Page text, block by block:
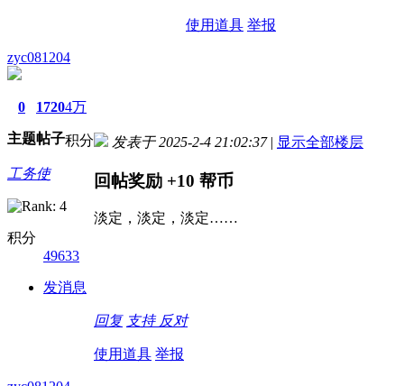
使用道具 举报
zyc081204
0
主题
1720
帖子
4万
积分
工务使
积分
49633
发消息
发表于 2025-2-4 21:02:37 | 显示全部楼层
回帖奖励 +10 帮币
淡定，淡定，淡定……
回复 支持 反对
使用道具 举报